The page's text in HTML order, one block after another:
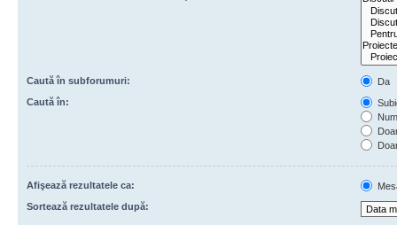
Caută în subforumuri:
Da
Caută în:
Afişează rezultatele ca:
Sortează rezultatele după: